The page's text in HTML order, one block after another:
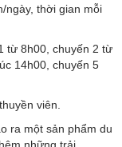
ngày, thời gian mỗi
từ 8h00, chuyến 2 từ
14h00, chuyến 5
viên.
ra một sản phẩm du
những trải